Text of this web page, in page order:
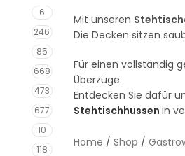
6
246
85
668
473
677
10
118
Mit unseren
Die Decken sitzen
Für einen vollständig
Überzüge.
Entdecken Sie dafür
Stehtischhussen in
Home / Shop /